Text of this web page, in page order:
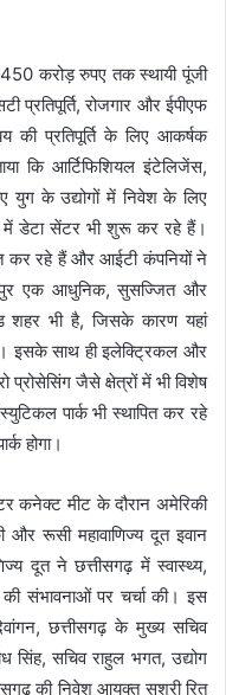
करोड़ रुपए तक स्थायी पूंजी
प्रतिपूर्ति, रोजगार और ईपीएफ
की प्रतिपूर्ति के लिए आकर्षक
कि आर्टिफिशियल इंटेलिजेंस,
युग के उद्योगों में निवेश के लिए
में डेटा सेंटर भी शुरू कर रहे हैं।
कर रहे हैं और आईटी कंपनियों ने
एक आधुनिक, सुसज्जित और
शहर भी है, जिसके कारण यहां
हैं। इसके साथ ही इलेक्ट्रिकल और
जैसे क्षेत्रों में भी विशेष
पार्क भी स्थापित कर रहे
होगा।
कनेक्ट मीट के दौरान अमेरिकी
और रूसी महावाणिज्य दूत इवान
दूत ने छत्तीसगढ़ में स्वास्थ्य,
संभावनाओं पर चर्चा की। इस
छत्तीसगढ़ के मुख्य सचिव
सचिव राहुल भगत, उद्योग
की निवेश आयुक्त सुश्री रितु